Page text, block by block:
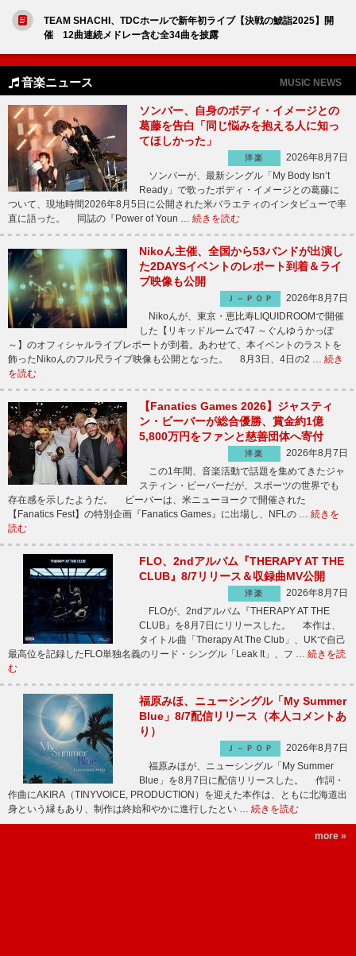
TEAM SHACHI、TDCホールで新年初ライブ【決戦の鯱詣2025】開
催 12曲連続メドレー含む全34曲を披露
音楽ニュース MUSIC NEWS
ソンバー、自身のボディ・イメージとの
葛藤を告白「同じ悩みを抱える人に知っ
てほしかった」
洋楽
2026年8月7日
ソンバーが、最新シングル「My Body Isn’t
Ready」で歌ったボディ・イメージとの葛藤に
ついて、現地時間2026年8月5日に公開された米バラエティのインタビューで率
直に語った。 同誌の『Power of Youn … 続きを読む
Nikoん主催、全国から53バンドが出演し
た2DAYSイベントのレポート到着＆ライ
ブ映像も公開
Ｊ－ＰＯＰ
2026年8月7日
Nikoんが、東京・恵比寿LIQUIDROOMで開催
した【リキッドルームで47 ～ぐんゆうかっぽ
～】のオフィシャルライブレポートが到着。あわせて、本イベントのラストを
飾ったNikoんのフル尺ライブ映像も公開となった。 8月3日、4日の2 … 続き
を読む
【Fanatics Games 2026】ジャスティ
ン・ビーバーが総合優勝、賞金約1億
5,800万円をファンと慈善団体へ寄付
洋楽
2026年8月7日
この1年間、音楽活動で話題を集めてきたジャ
スティン・ビーバーだが、スポーツの世界でも
存在感を示したようだ。 ビーバーは、米ニューヨークで開催された
【Fanatics Fest】の特別企画『Fanatics Games』に出場し、NFLの … 続きを
読む
FLO、2ndアルバム『THERAPY AT THE
CLUB』8/7リリース＆収録曲MV公開
洋楽
2026年8月7日
FLOが、2ndアルバム『THERAPY AT THE
CLUB』を8月7日にリリースした。 本作は、
タイトル曲「Therapy At The Club」、UKで自己
最高位を記録したFLO単独名義のリード・シングル「Leak It」、フ … 続きを読
む
福原みほ、ニューシングル「My Summer
Blue」8/7配信リリース（本人コメントあ
り）
Ｊ－ＰＯＰ
2026年8月7日
福原みほが、ニューシングル「My Summer
Blue」を8月7日に配信リリースした。 作詞・
作曲にAKIRA（TINYVOICE, PRODUCTION）を迎えた本作は、ともに北海道出
身という縁もあり、制作は終始和やかに進行したとい … 続きを読む
more »